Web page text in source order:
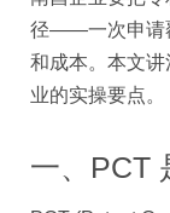
径——一次申请
和成本。本文
业的实操要点。
一、PCT